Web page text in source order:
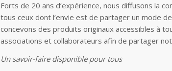
Forts de 20 ans d’expérience, nous diffusons la
tous ceux dont l’envie est de partager un mode
concevons des produits originaux accessibles à
associations et collaborateurs afin de partager
Un savoir-faire disponible pour tous